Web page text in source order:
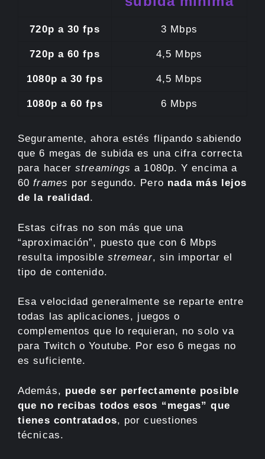
720p a 30 fps 3 Mbps
720p a 60 fps 4,5 Mbps
1080p a 30 fps 4,5 Mbps
1080p a 60 fps 6 Mbps
Seguramente, ahora estés flipando sabiendo
que 6 megas de subida es una cifra correcta
para hacerstreamings a 1080p. Y encima a
60frames por segundo. Pero nada más lejos
de la realidad .
Estas cifras no son más que una
“aproximación”, puesto que con 6 Mbps
resulta imposible stremear, sin importar el
tipo de contenido.
Esa velocidad generalmente se reparte entre
todas las aplicaciones, juegos o
complementos que lo requieran, no solo va
para Twitch o Youtube. Por eso 6 megas no
es suficiente.
Además, puede ser perfectamente posible
que no recibas todos esos “megas” que
tienes contratados, por cuestiones
técnicas.